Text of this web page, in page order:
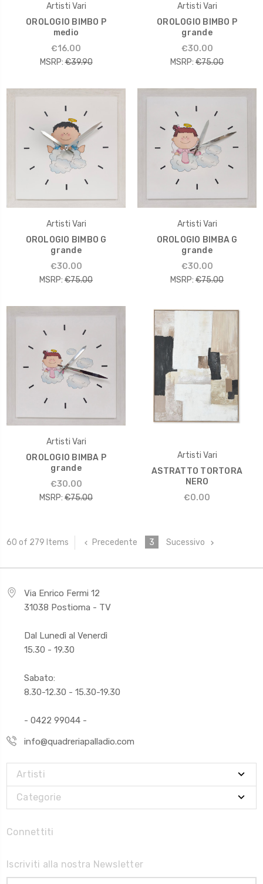
Artisti Vari
OROLOGIO BIMBO P
medio
€16.00
MSRP: €39.90
Artisti Vari
OROLOGIO BIMBO P
grande
€30.00
MSRP: €75.00
Artisti Vari
OROLOGIO BIMBO G
grande
€30.00
MSRP: €75.00
Artisti Vari
OROLOGIO BIMBA G
grande
€30.00
MSRP: €75.00
Artisti Vari
OROLOGIO BIMBA P
grande
€30.00
MSRP: €75.00
Artisti Vari
ASTRATTO TORTORA
NERO
€0.00
60 of 279 Items Precedente 3 Sucessivo
Via Enrico Fermi 12
31038 Postioma - TV
Dal Lunedì al Venerdì
15.30 - 19.30
Sabato:
8.30-12.30 - 15.30-19.30
- 0422 99044 -
info@quadreriapalladio.com
Artisti
Categorie
Connettiti
Iscriviti alla nostra Newsletter